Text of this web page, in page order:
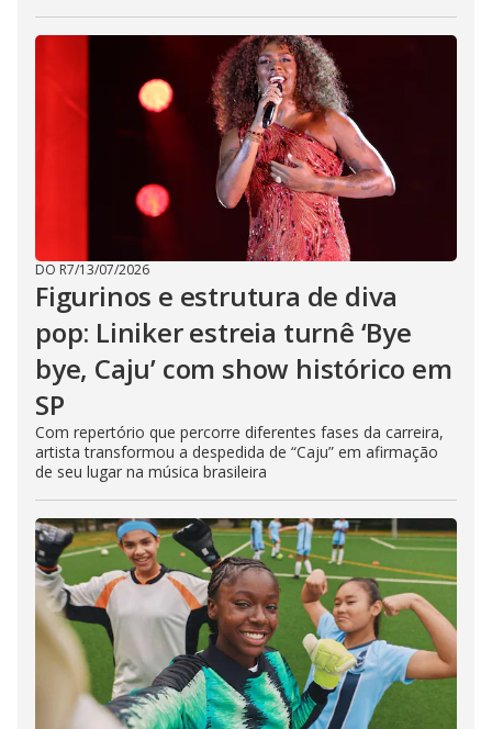
DO R7/13/07/2026
Figurinos e estrutura de diva
pop: Liniker estreia turnê ‘Bye
bye, Caju’ com show histórico em
SP
Com repertório que percorre diferentes fases da carreira,
artista transformou a despedida de “Caju” em afirmação
de seu lugar na música brasileira